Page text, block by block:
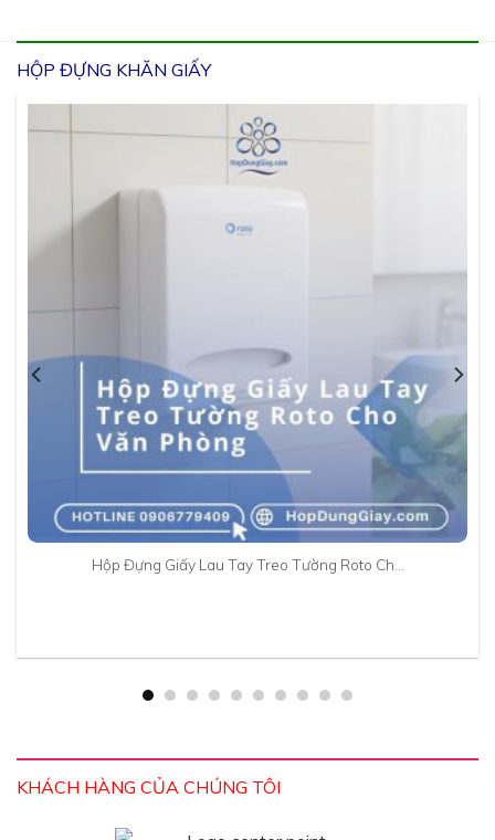
HỘP ĐỰNG KHĂN GIẤY
Hộp Đựng Giấy Lau Tay Treo Tường Roto Ch…
KHÁCH HÀNG CỦA CHÚNG TÔI